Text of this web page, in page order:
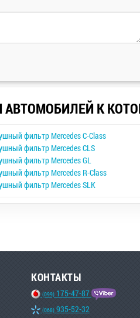
АВТОМОБИЛЕЙ К
фильтр Mercedes C-Class
фильтр Mercedes CLS
фильтр Mercedes GL
фильтр Mercedes R-Class
фильтр Mercedes SLK
КОНТАКТЫ
(099) 175-47-87
(068) 935-52-32